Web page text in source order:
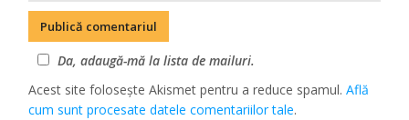
Da, adaugă-mă la lista de mailuri.
Acest site folosește Akismet pentru a reduce spamul.Află
cum sunt procesate datele comentariilor tale.